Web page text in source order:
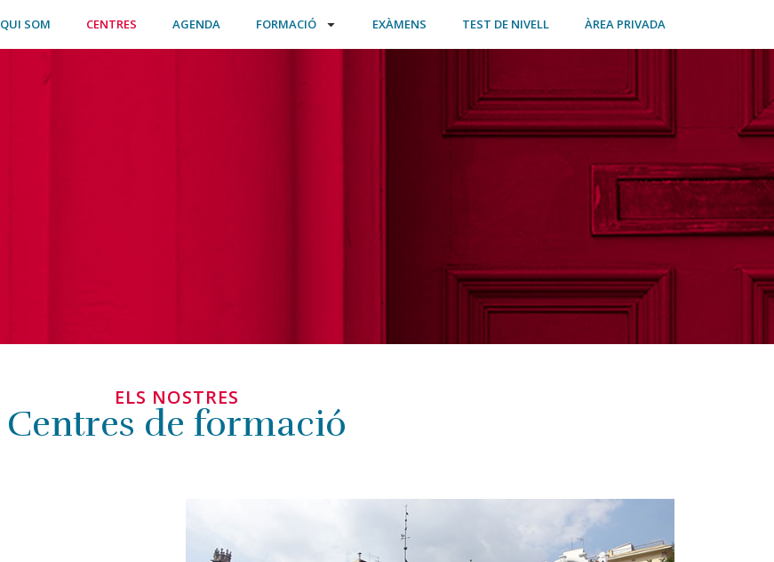
QUI SOM CENTRES AGENDA FORMACIÓ EXÀMENS TEST DE NIVELL ÀREA PRIVADA
ELS NOSTRES
Centres de formació